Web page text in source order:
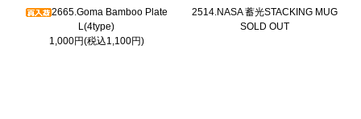
2665.Goma Bamboo Plate
L(4type)
1,000円(税込1,100円)
2514.NASA 蓄光STACKING MUG
SOLD OUT